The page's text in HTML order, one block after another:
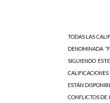
TODAS LAS
DENOMINADA
SIGUIENDO
ESTÁN
CONFLICTOS DE